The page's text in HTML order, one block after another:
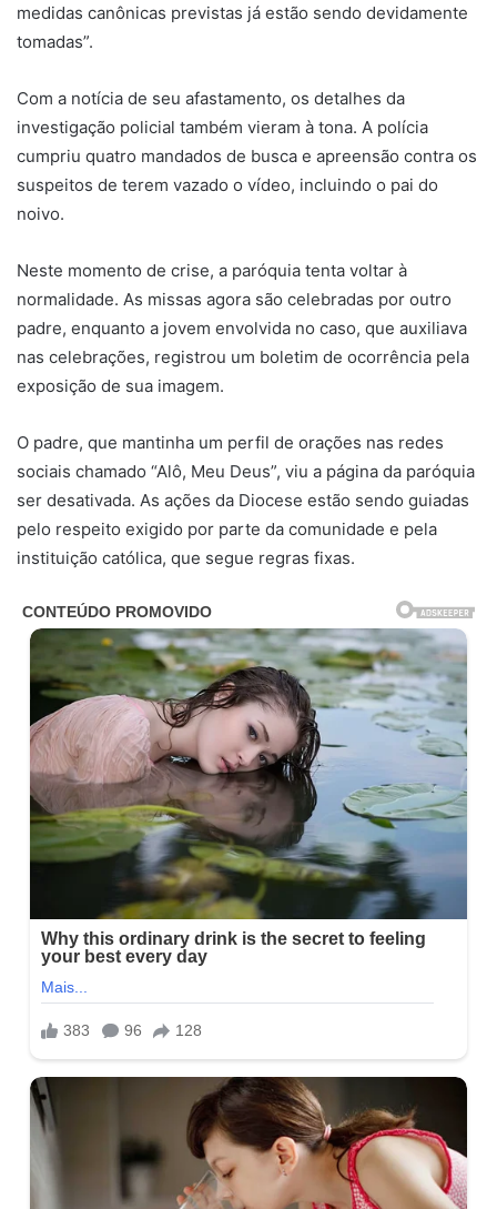
medidas canônicas previstas já estão sendo devidamente
tomadas”.
Com a notícia de seu afastamento, os detalhes da
investigação policial também vieram à tona. A polícia
cumpriu quatro mandados de busca e apreensão contra os
suspeitos de terem vazado o vídeo, incluindo o pai do
noivo.
Neste momento de crise, a paróquia tenta voltar à
normalidade. As missas agora são celebradas por outro
padre, enquanto a jovem envolvida no caso, que auxiliava
nas celebrações, registrou um boletim de ocorrência pela
exposição de sua imagem.
O padre, que mantinha um perfil de orações nas redes
sociais chamado “Alô, Meu Deus”, viu a página da paróquia
ser desativada. As ações da Diocese estão sendo guiadas
pelo respeito exigido por parte da comunidade e pela
instituição católica, que segue regras fixas.